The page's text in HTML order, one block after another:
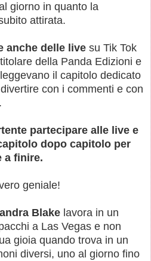
giorno in quanto la
attirata.
anche delle live su Tik Tok
della Panda Edizioni e
il capitolo dedicato
con i commenti e con
partecipare alle live e
dopo capitolo per
a finire.
geniale!
Blake lavora in un
a Las Vegas e non
gioia quando trova in un
diversi, uno al giorno fino